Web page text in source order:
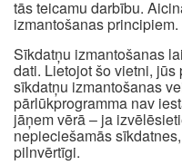
tās teicamu darbību.
izmantošanas principiem.
Sīkdatņu izmantošanas
dati. Lietojot šo vietni,
sīkdatņu izmantošanas
pārlūkprogramma nav
jāņem vērā – ja
nepieciešamās
pilnvērtīgi.